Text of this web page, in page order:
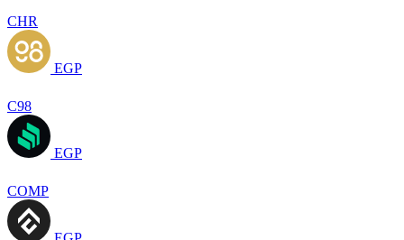
CHR
EGP
C98
EGP
COMP